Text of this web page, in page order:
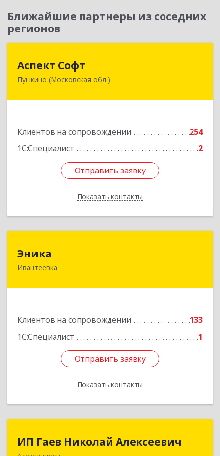
Ближайшие партнеры из соседних
регионов
Аспект Софт
Пушкино (Московская обл.)
Клиентов на сопровождении
254
1С:Специалист
2
Отправить заявку
Показать контакты
141205, Московская обл, Пушкинский р-н,
Отправить заявку
Назад
Эника
Ивантеевка
Клиентов на сопровождении
133
1С:Специалист
1
Отправить заявку
Показать контакты
141280, Московская обл, г.о. Пушкинский,
Отправить заявку
Назад
ИП Гаев Николай Алексеевич
ИП Гаев Николай Алексеевич